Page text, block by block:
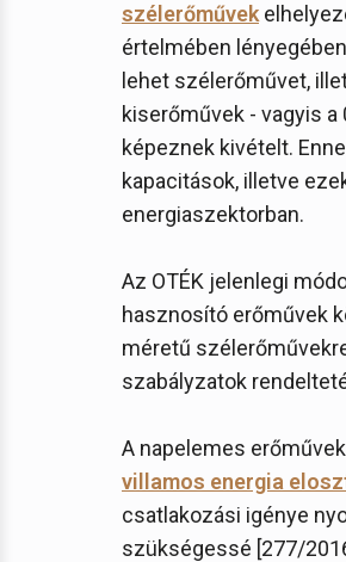
szélerőművek
értelmében
lehet szélerőművet,
kiserőművek - vagyis
képeznek kivételt.
kapacitások, illetve
energiaszektorban.
Az OTÉK jelenlegi
hasznosító erőművek
méretű
szabályzatok
A napelemes
villamos energia
csatlakozási igénye
szükségessé [277/